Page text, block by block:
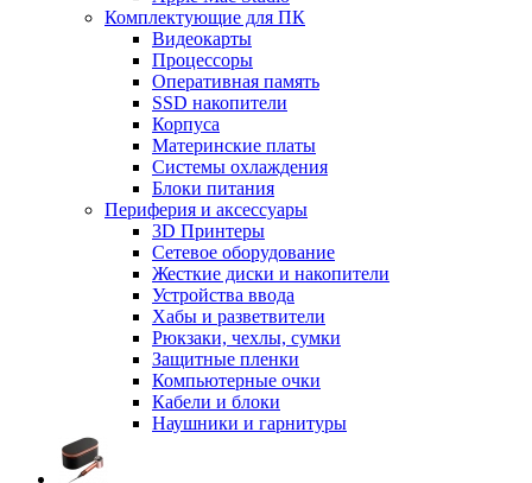
Комплектующие для ПК
Видеокарты
Процессоры
Оперативная память
SSD накопители
Корпуса
Материнские платы
Системы охлаждения
Блоки питания
Периферия и аксессуары
3D Принтеры
Сетевое оборудование
Жесткие диски и накопители
Устройства ввода
Хабы и разветвители
Рюкзаки, чехлы, сумки
Защитные пленки
Компьютерные очки
Кабели и блоки
Наушники и гарнитуры